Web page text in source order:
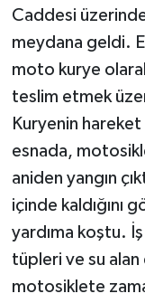
Caddesi
meydana geldi.
moto kurye
teslim etmek
Kuryenin hareket
esnada,
aniden yangın
içinde kaldığını
yardıma koştu.
tüpleri ve su alan
motosiklete